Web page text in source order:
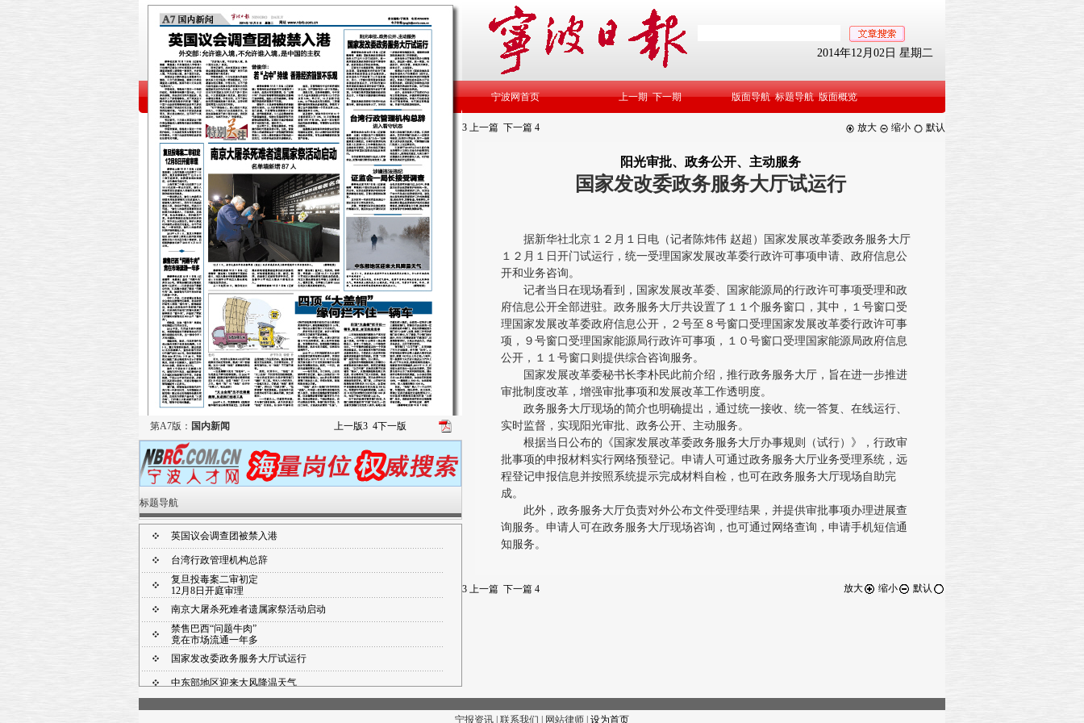
第A7版： 国内新闻 上一版3 4下一版
标题导航
英国议会调查团被禁入港
台湾行政管理机构总辞
复旦投毒案二审初定
12月8日开庭审理
南京大屠杀死难者遗属家祭活动启动
禁售巴西“问题牛肉”
竟在市场流通一年多
国家发改委政务服务大厅试运行
中东部地区迎来大风降温天气
2014年12月02日 星期二
宁波网首页 上一期 下一期 版面导航 标题导航 版面概览
3 上一篇 下一篇 4 放大 缩小 默认
阳光审批、政务公开、主动服务
国家发改委政务服务大厅试运行
据新华社北京１２月１日电（记者陈炜伟 赵超）国家发展改革委政务服务大厅
１２月１日开门试运行，统一受理国家发展改革委行政许可事项申请、政府信息公
开和业务咨询。
记者当日在现场看到，国家发展改革委、国家能源局的行政许可事项受理和政
府信息公开全部进驻。政务服务大厅共设置了１１个服务窗口，其中，１号窗口受
理国家发展改革委政府信息公开，２号至８号窗口受理国家发展改革委行政许可事
项，９号窗口受理国家能源局行政许可事项，１０号窗口受理国家能源局政府信息
公开，１１号窗口则提供综合咨询服务。
国家发展改革委秘书长李朴民此前介绍，推行政务服务大厅，旨在进一步推进
审批制度改革，增强审批事项和发展改革工作透明度。
政务服务大厅现场的简介也明确提出，通过统一接收、统一答复、在线运行、
实时监督，实现阳光审批、政务公开、主动服务。
根据当日公布的《国家发展改革委政务服务大厅办事规则（试行）》，行政审
批事项的申报材料实行网络预登记。申请人可通过政务服务大厅业务受理系统，远
程登记申报信息并按照系统提示完成材料自检，也可在政务服务大厅现场自助完
成。
此外，政务服务大厅负责对外公布文件受理结果，并提供审批事项办理进展查
询服务。申请人可在政务服务大厅现场咨询，也可通过网络查询，申请手机短信通
知服务。
3 上一篇 下一篇 4 放大 缩小 默认
宁报资讯 | 联系我们 | 网站律师 | 设为首页